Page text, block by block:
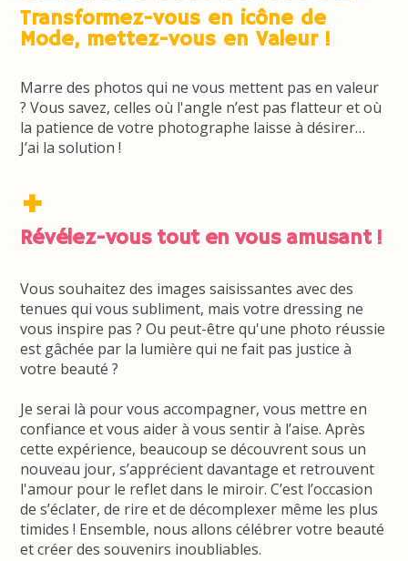
Transformez-vous en icône de
Mode, mettez-vous en Valeur !
Marre des photos qui ne vous mettent pas en valeur
? Vous savez, celles où l'angle n’est pas flatteur et où
la patience de votre photographe laisse à désirer…
J’ai la solution !
+
Révélez-vous tout en vous amusant !
Vous souhaitez des images saisissantes avec des
tenues qui vous subliment, mais votre dressing ne
vous inspire pas ? Ou peut-être qu'une photo réussie
est gâchée par la lumière qui ne fait pas justice à
votre beauté ?
Je serai là pour vous accompagner, vous mettre en
confiance et vous aider à vous sentir à l’aise. Après
cette expérience, beaucoup se découvrent sous un
nouveau jour, s’apprécient davantage et retrouvent
l'amour pour le reflet dans le miroir. C’est l’occasion
de s’éclater, de rire et de décomplexer même les plus
timides ! Ensemble, nous allons célébrer votre beauté
et créer des souvenirs inoubliables.